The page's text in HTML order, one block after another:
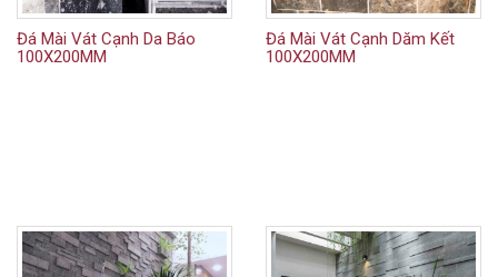
Đá Mài Vát Cạnh Da Báo
100X200MM
Đá Mài Vát Cạnh Dăm Kết
100X200MM